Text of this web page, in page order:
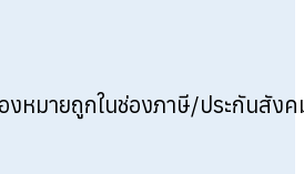
งหมายถูกในช่องภาษี/ประกันสัง